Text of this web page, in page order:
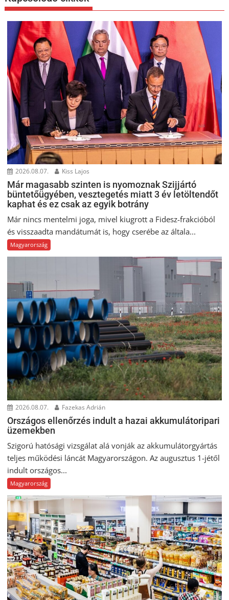
2026.08.07. Kiss Lajos
Már magasabb szinten is nyomoznak Szijjártó
büntetőügyében, vesztegetés miatt 3 év letöltendőt
kaphat és ez csak az egyik botrány
Már nincs mentelmi joga, mivel kiugrott a Fidesz-frakcióból
és visszaadta mandátumát is, hogy cserébe az általa...
Magyarország
2026.08.07. Fazekas Adrián
Országos ellenőrzés indult a hazai akkumulátoripari
üzemekben
Szigorú hatósági vizsgálat alá vonják az akkumulátorgyártás
teljes működési láncát Magyarországon. Az augusztus 1-jétől
indult országos...
Magyarország